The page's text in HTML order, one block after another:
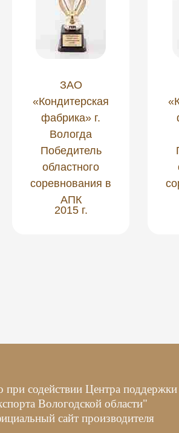
ЗАО
«Кондитерская
фабрика» г.
Вологда
Победитель
областного
соревнования в
АПК
2015 г.
при содействии Центра поддержки
Вологодской области"
сайт производителя